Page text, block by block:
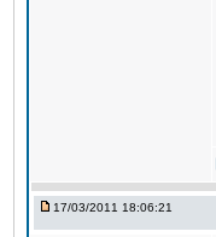
17/03/2011 18:06:21